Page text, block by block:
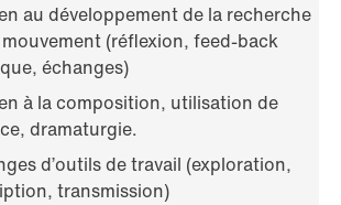
au développement de la recherche
(réflexion, feed-back
échanges)
à la composition, utilisation de
dramaturgie.
d’outils de travail (exploration,
transmission)